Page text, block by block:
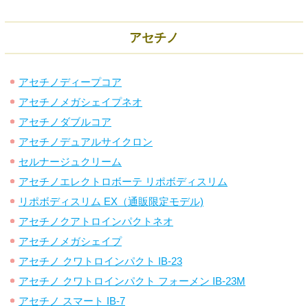
アセチノ
アセチノディープコア
アセチノメガシェイプネオ
アセチノダブルコア
アセチノデュアルサイクロン
セルナージュクリーム
アセチノエレクトロボーテ リポボディスリム
リポボディスリム EX（通販限定モデル)
アセチノクアトロインパクトネオ
アセチノメガシェイプ
アセチノ クワトロインパクト IB-23
アセチノ クワトロインパクト フォーメン IB-23M
アセチノ スマート IB-7